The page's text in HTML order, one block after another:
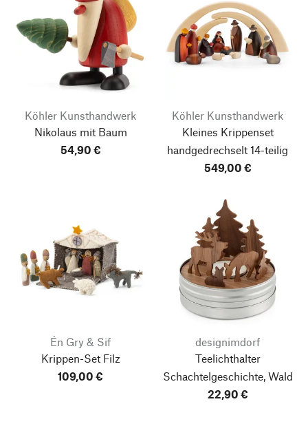
Köhler Kunsthandwerk
Nikolaus mit Baum
54,90 €
Köhler Kunsthandwerk
Kleines Krippenset
handgedrechselt 14-teilig
549,00 €
Én Gry & Sif
Krippen-Set Filz
109,00 €
designimdorf
Teelichthalter
Schachtelgeschichte, Wald
22,90 €